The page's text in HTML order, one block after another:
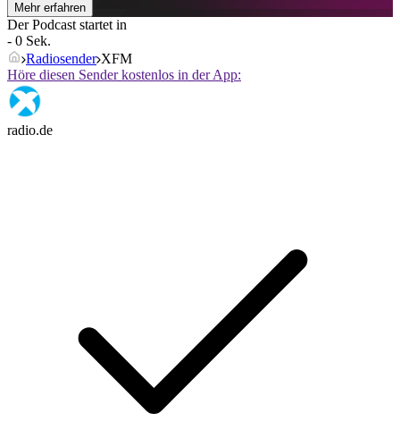
Mehr erfahren
Der Podcast startet in
- 0 Sek.
Radiosender XFM
Höre diesen Sender kostenlos in der App:
radio.de